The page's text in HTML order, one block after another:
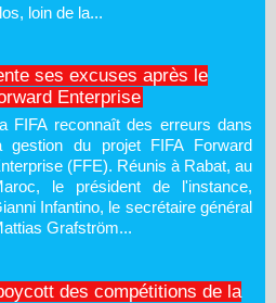
loin de la...
ses excuses après le
Enterprise
FIFA reconnaît des erreurs dans
gestion du projet FIFA Forward
(FFE). Réunis à Rabat, au
le président de l'instance,
Infantino, le secrétaire général
Grafström...
des compétitions de la